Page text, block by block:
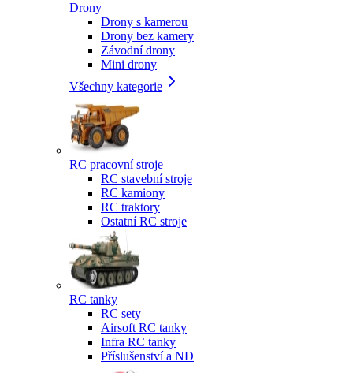
Drony
Drony s kamerou
Drony bez kamery
Závodní drony
Mini drony
Všechny kategorie
RC pracovní stroje
RC stavební stroje
RC kamiony
RC traktory
Ostatní RC stroje
RC tanky
RC sety
Airsoft RC tanky
Infra RC tanky
Příslušenství a ND